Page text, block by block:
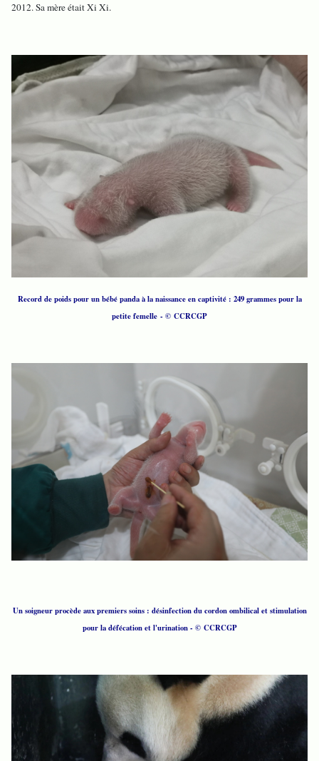
2012. Sa mère était Xi Xi.
Record de poids pour un bébé panda à la naissance en captivité : 249 grammes pour la
petite femelle - © CCRCGP
Un soigneur procède aux premiers soins : désinfection du cordon ombilical et stimulation
pour la défécation et l'urination - © CCRCGP